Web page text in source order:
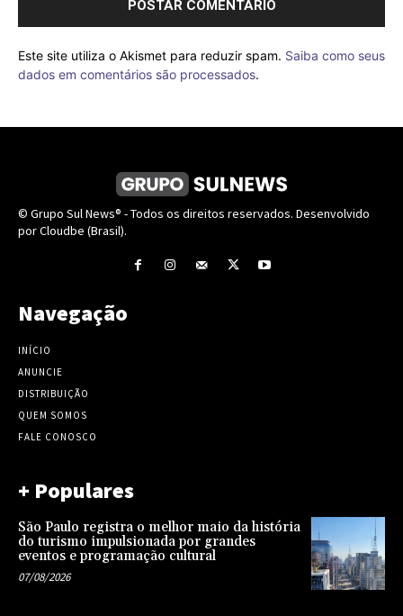
Este site utiliza o Akismet para reduzir spam. Saiba como seus
dados em comentários são processados.
© Grupo Sul News® - Todos os direitos reservados. Desenvolvido
por Cloudbe (Brasil).
Navegação
INÍCIO
ANUNCIE
DISTRIBUIÇÃO
QUEM SOMOS
FALE CONOSCO
+ Populares
São Paulo registra o melhor maio da história
do turismo impulsionada por grandes
eventos e programação cultural
07/08/2026